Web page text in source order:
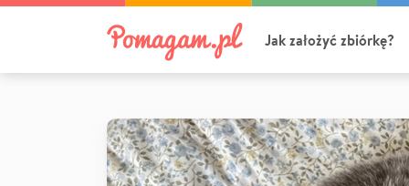
Jak założyć zbiórkę?